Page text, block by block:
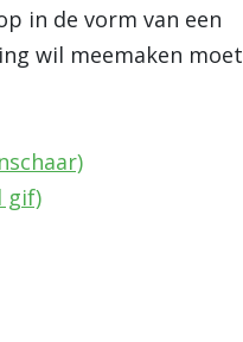
in de vorm van een
wil meemaken moet
gif)